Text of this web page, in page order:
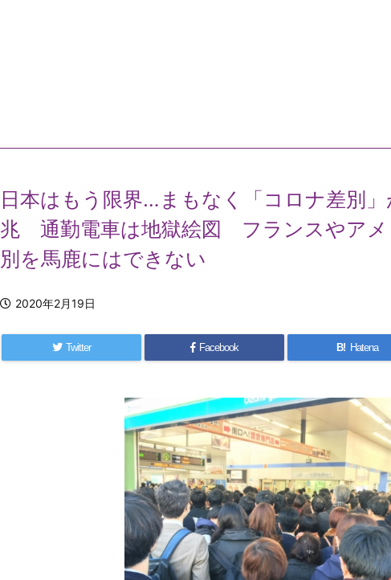
日本はもう限界…まもなく「コロナ差別
兆 通勤電車は地獄絵図 フランスやアメ
別を馬鹿にはできない
2020年2月19日
Twitter Facebook B! Hatena